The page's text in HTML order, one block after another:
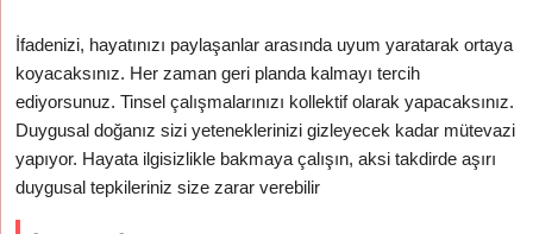
İfadenizi, hayatınızı paylaşanlar arasında uyum yaratarak ortaya
koyacaksınız. Her zaman geri planda kalmayı tercih
ediyorsunuz. Tinsel çalışmalarınızı kollektif olarak yapacaksınız.
Duygusal doğanız sizi yeteneklerinizi gizleyecek kadar mütevazi
yapıyor. Hayata ilgisizlikle bakmaya çalışın, aksi takdirde aşırı
duygusal tepkileriniz size zarar verebilir